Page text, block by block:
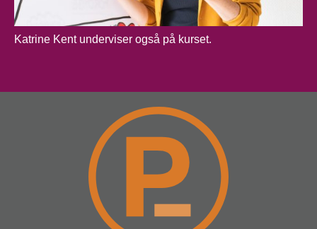
Katrine Kent underviser også på kurset.